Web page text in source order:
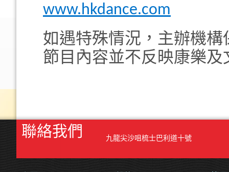
www.hkdance.com
如遇特殊情況，主辦機
節目內容並不反映康樂
聯絡我們 九龍尖沙咀梳士巴利道十號